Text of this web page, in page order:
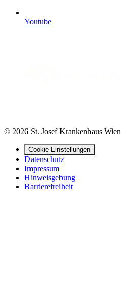
Youtube
© 2026 St. Josef Krankenhaus Wien
Cookie Einstellungen
Datenschutz
Impressum
Hinweisgebung
Barrierefreiheit